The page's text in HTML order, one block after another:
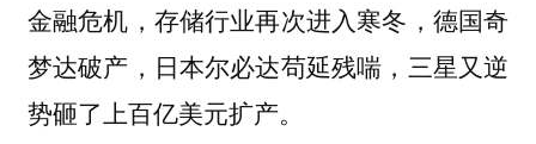
金融危机，存储行业再次进入寒冬，德国奇
梦达破产，日本尔必达苟延残喘，三星又逆
势砸了上百亿美元扩产。